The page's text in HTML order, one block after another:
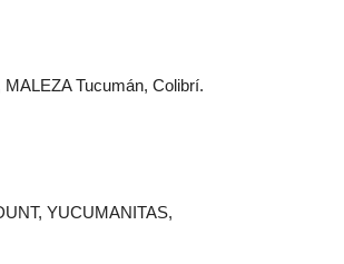
Tucumán, Colibrí.
YUCUMANITAS,